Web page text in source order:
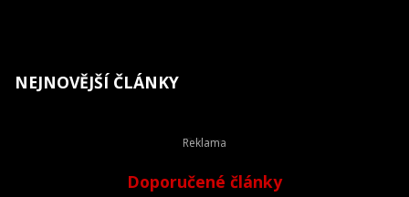
NEJNOVĚJŠÍ ČLÁNKY
Doporučené články